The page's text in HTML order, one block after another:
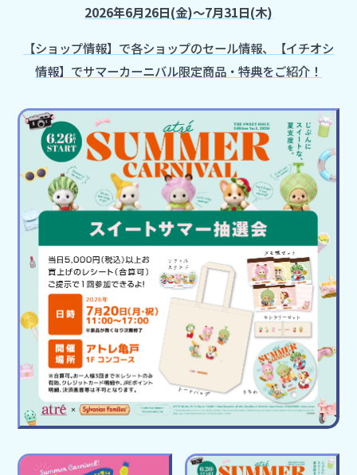
2026年6月26日(金)～7月31日(木)
【ショップ情報】で各ショップのセール情報、【イチオシ
情報】でサマーカーニバル限定商品・特典をご紹介！